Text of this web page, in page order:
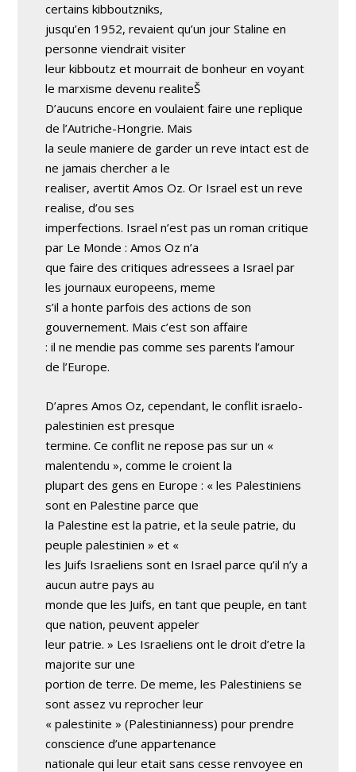
certains kibboutzniks,
jusqu’en 1952, revaient qu’un jour Staline en
personne viendrait visiter
leur kibboutz et mourrait de bonheur en voyant
le marxisme devenu realiteŠ
D’aucuns encore en voulaient faire une replique
de l’Autriche-Hongrie. Mais
la seule maniere de garder un reve intact est de
ne jamais chercher a le
realiser, avertit Amos Oz. Or Israel est un reve
realise, d’ou ses
imperfections. Israel n’est pas un roman critique
par Le Monde : Amos Oz n’a
que faire des critiques adressees a Israel par
les journaux europeens, meme
s’il a honte parfois des actions de son
gouvernement. Mais c’est son affaire
: il ne mendie pas comme ses parents l’amour
de l’Europe.
D’apres Amos Oz, cependant, le conflit israelo-
palestinien est presque
termine. Ce conflit ne repose pas sur un «
malentendu », comme le croient la
plupart des gens en Europe : « les Palestiniens
sont en Palestine parce que
la Palestine est la patrie, et la seule patrie, du
peuple palestinien » et «
les Juifs Israeliens sont en Israel parce qu’il n’y a
aucun autre pays au
monde que les Juifs, en tant que peuple, en tant
que nation, peuvent appeler
leur patrie. » Les Israeliens ont le droit d’etre la
majorite sur une
portion de terre. De meme, les Palestiniens se
sont assez vu reprocher leur
« palestinite » (Palestinianness) pour prendre
conscience d’une appartenance
nationale qui leur etait sans cesse renvoyee en